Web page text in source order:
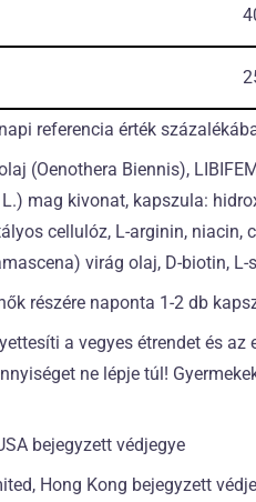
referencia érték
(Oenothera Biennis),
mag kivonat, kapszula:
cellulóz, L-arginin, niacin,
virág olaj, D-biotin, L-
részére naponta 1-2 db
a vegyes étrendet és az
ne lépje túl!
bejegyzett védjegye
Hong Kong bejegyzett